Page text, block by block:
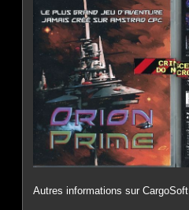
Autres informations sur